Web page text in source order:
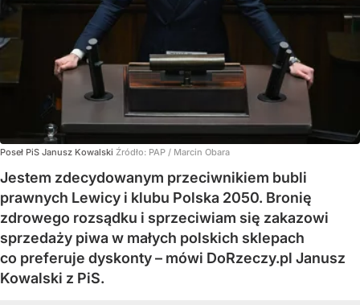
Poseł PiS Janusz Kowalski Źródło: PAP / Marcin Obara
Jestem zdecydowanym przeciwnikiem bubli
prawnych Lewicy i klubu Polska 2050. Bronię
zdrowego rozsądku i sprzeciwiam się zakazowi
sprzedaży piwa w małych polskich sklepach
co preferuje dyskonty – mówi DoRzeczy.pl Janusz
Kowalski z PiS.